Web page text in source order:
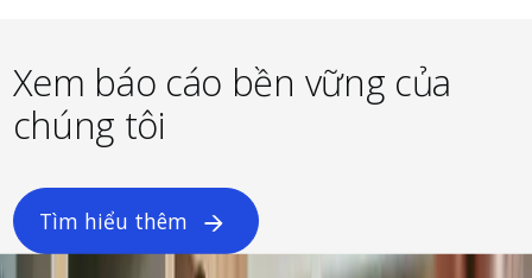
Xem báo cáo bền vững của
chúng tôi
Tìm hiểu thêm